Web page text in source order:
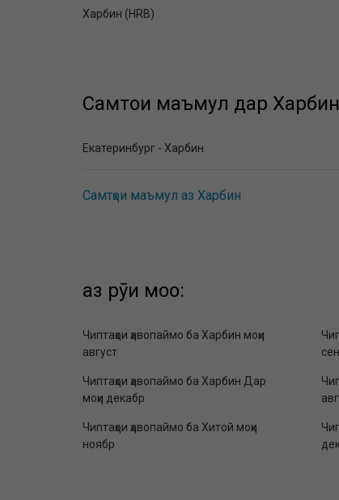
Харбин (HRB)
Самтҳои маъмул дар
Екатеринбург - Харбин
Самтҳои маъмул аз Харбин
аз рӯи моҳҳо:
Чиптаҳои ҳавопаймо ба Харбин моҳи
август
Чиптаҳои ҳавопаймо ба Харбин Дар
моҳи декабр
Чиптаҳои ҳавопаймо ба Хитой моҳи
ноябр